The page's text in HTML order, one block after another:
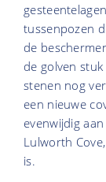
tussenpozen
de
de golven
stenen nog
een nieuwe
evenwijdig
Lulworth
is.